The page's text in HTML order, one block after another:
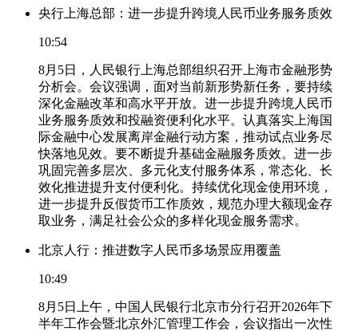
央行上海总部：进一步提升跨境人民币业务服务质效
10:54
8月5日，人民银行上海总部组织召开上海市金融形势
分析会。会议强调，面对当前新形势新任务，要持续
深化金融改革和高水平开放。进一步提升跨境人民币
业务服务质效和投融资便利化水平。认真落实上海国
际金融中心发展离岸金融行动方案，推动试点业务尽
快落地见效。要不断提升基础金融服务质效。进一步
巩固完善多层次、多元化支付服务体系，常态化、长
效化推进提升支付便利化。持续优化现金使用环境，
进一步提升反假货币工作质效，规范办理大额现金存
取业务，满足社会公众的多样化现金服务需求。
北京人行：推进数字人民币多场景应用覆盖
10:49
8月5日上午，中国人民银行北京市分行召开2026年下
半年工作会暨北京外汇管理工作会，会议指出一次性